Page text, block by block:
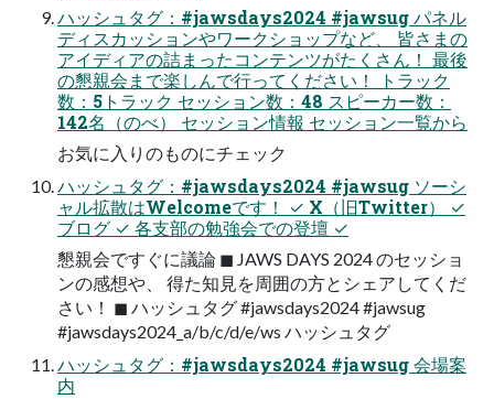
ハッシュタグ：#jawsdays2024 #jawsug パネル
ディスカッションやワークショップなど、 皆さまの
アイディアの詰まったコンテンツがたくさん！ 最後
の懇親会まで楽しんで行ってください！ トラック
数：5トラック セッション数：48 スピーカー数：
142名（のべ） セッション情報 セッション一覧から
お気に入りのものにチェック
ハッシュタグ：#jawsdays2024 #jawsug ソーシ
ャル拡散はWelcomeです！ ✓ X（旧Twitter） ✓
ブログ ✓ 各支部の勉強会での登壇 ✓
懇親会ですぐに議論 ◼ JAWS DAYS 2024 のセッショ
ンの感想や、 得た知見を周囲の方とシェアしてくだ
さい！ ◼ ハッシュタグ #jawsdays2024 #jawsug
#jawsdays2024_a/b/c/d/e/ws ハッシュタグ
ハッシュタグ：#jawsdays2024 #jawsug 会場案
内